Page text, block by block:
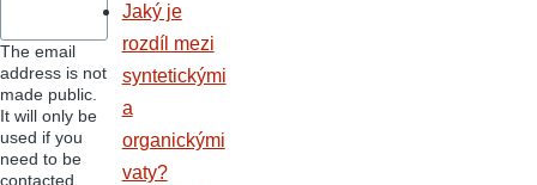
The email
address is not
made public.
It will only be
used if you
need to be
contacted
Jaký je
rozdíl mezi
syntetickými
a
organickými
vaty?